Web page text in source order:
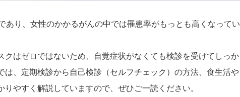
あり、女性のかかるがんの中では罹患率がもっとも高くなってい
クはゼロではないため、自覚症状がなくても検診を受けてしっか
は、定期検診から自己検診（セルフチェック）の方法、食生活や
やすく解説していますので、ぜひご一読ください。